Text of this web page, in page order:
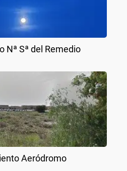
Nª Sª del Remedio
Aeródromo